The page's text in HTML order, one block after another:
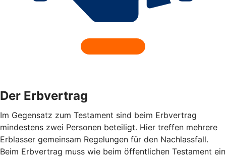
Der Erbvertrag
Im Gegensatz zum Testament sind beim Erbvertrag
mindestens zwei Personen beteiligt. Hier treffen mehrere
Erblasser gemeinsam Regelungen für den Nachlassfall.
Beim Erbvertrag muss wie beim öffentlichen Testament ein